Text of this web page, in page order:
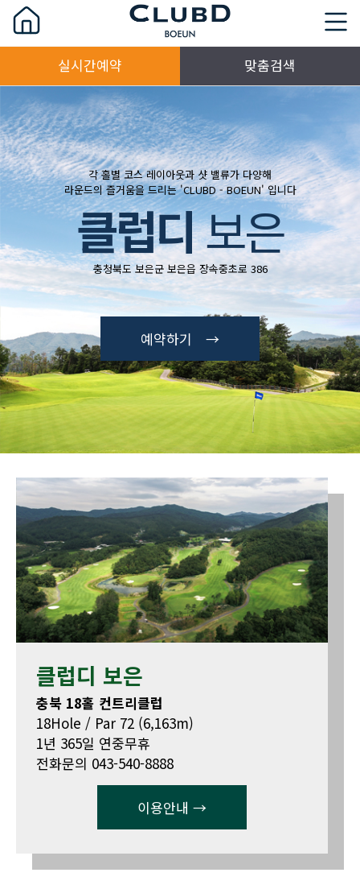
실시간예약 맞춤검색
각 홀별 코스 레이아웃과 샷 밸류가 다양해
라운드의 즐거움을 드리는 'CLUBD - BOEUN' 입니다
클럽디보은
충청북도 보은군 보은읍 장속중초로 386
예약하기 →
클럽디 보은
충북 18홀 컨트리클럽
18Hole / Par 72 (6,163m)
1년 365일 연중무휴
전화문의 043-540-8888
이용안내 →